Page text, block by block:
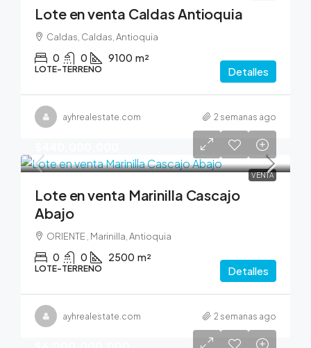
Lote en venta Caldas Antioquia
Caldas, Caldas, Antioquia
0 0 9100 m²
LOTE-TERRENO Detalles
ayhrealestate.com 2 semanas ago
VENTA
Lote en venta Marinilla Cascajo
Abajo
ORIENTE , Marinilla, Antioquia
0 0 2500 m²
LOTE-TERRENO Detalles
ayhrealestate.com 2 semanas ago